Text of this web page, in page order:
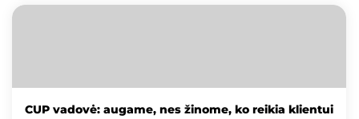
CUP vadovė: augame, nes žinome, ko reikia klientui